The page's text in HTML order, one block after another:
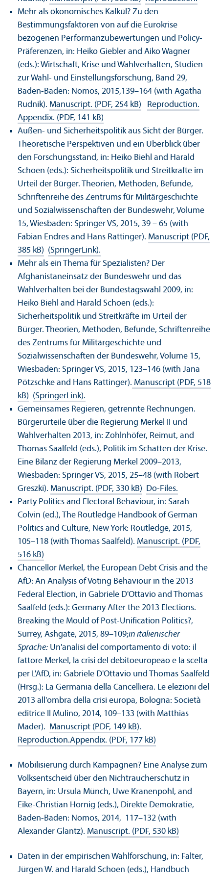
Mehr als ökonomisches Kalkül? Zu den
Bestimmungsfaktoren von auf die Eurokrise
bezogenen Performanzubewertungen und Policy-
Präferenzen, in: Heiko Giebler and Aiko Wagner
(eds.): Wirtschaft, Krise und Wahlverhalten, Studien
zur Wahl- und Einstellungsforschung, Band 29,
Baden-Baden: Nomos, 2015,139–164 (with Agatha
Rudnik). Manuscript. (PDF, 254 kB)
Reproduction.
Appendix. (PDF, 141 kB)
Außen- und Sicherheitspolitik aus Sicht der Bürger.
Theoretische Perspektiven und ein Überblick über
den Forschungsstand, in: Heiko Biehl and Harald
Schoen (eds.): Sicherheitspolitik und Streitkräfte im
Urteil der Bürger. Theorien, Methoden, Befunde,
Schriftenreihe des Zentrums für Militärgeschichte
und Sozialwissenschaften der Bundeswehr, Volume
15, Wiesbaden: Springer VS, 2015, 39 – 65 (with
Fabian Endres and Hans Rattinger). Manuscript (PDF,
385 kB) (SpringerLink).
Mehr als ein Thema für Spezialisten? Der
Afghanistaneinsatz der Bundeswehr und das
Wahlverhalten bei der Bundestagswahl 2009, in:
Heiko Biehl and Harald Schoen (eds.):
Sicherheitspolitik und Streitkräfte im Urteil der
Bürger. Theorien, Methoden, Befunde, Schriftenreihe
des Zentrums für Militärgeschichte und
Sozialwissenschaften der Bundeswehr, Volume 15,
Wiesbaden: Springer VS, 2015, 123–146 (with Jana
Pötzschke and Hans Rattinger). Manuscript (PDF, 518
kB) (SpringerLink).
Gemeinsames Regieren, getrennte Rechnungen.
Bürgerurteile über die Regierung Merkel II und
Wahlverhalten 2013, in: Zohlnhöfer, Reimut, and
Thomas Saalfeld (eds.), Politik im Schatten der Krise.
Eine Bilanz der Regierung Merkel 2009–2013,
Wiesbaden: Springer VS, 2015, 25–48 (with Robert
Greszki). Manuscript. (PDF, 330 kB) Do-Files.
Party Politics and Electoral Behaviour, in: Sarah
Colvin (ed.), The Routledge Handbook of German
Politics and Culture, New York: Routledge, 2015,
105–118 (with Thomas Saalfeld). Manuscript. (PDF,
516 kB)
Chancellor Merkel, the European Debt Crisis and the
AfD: An Analysis of Voting Behaviour in the 2013
Federal Election, in Gabriele D'Ottavio and Thomas
Saalfeld (eds.): Germany After the 2013 Elections.
Breaking the Mould of Post-Unification Politics?,
Surrey, Ashgate, 2015, 89–109;in italienischer
Sprache: Un'analisi del comportamento di voto: il
fattore Merkel, la crisi del debitoeuropeao e la scelta
per L'AfD, in: Gabriele D'Ottavio und Thomas Saalfeld
(Hrsg.): La Germania della Cancelliera. Le elezioni del
2013 all'ombra della crisi europa, Bologna: Società
editrice Il Mulino, 2014, 109–133 (with Matthias
Mader). Manuscript (PDF, 149 kB).
Reproduction.Appendix. (PDF, 177 kB)
Mobilisierung durch Kampagnen? Eine Analyse zum
Volksentscheid über den Nichtraucherschutz in
Bayern, in: Ursula Münch, Uwe Kranenpohl, and
Eike-Christian Hornig (eds.), Direkte Demokratie,
Baden-Baden: Nomos, 2014, 117–132 (with
Alexander Glantz). Manuscript. (PDF, 530 kB)
Daten in der empirischen Wahlforschung, in: Falter,
Jürgen W. and Harald Schoen (eds.), Handbuch